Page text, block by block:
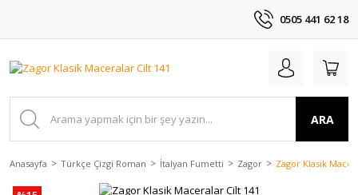
0505 441 62 18
ARA
Anasayfa Türkçe Çizgi Roman İtalyan Fumetti Zagor Zagor Klasik